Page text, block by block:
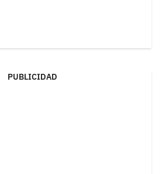
PUBLICIDAD